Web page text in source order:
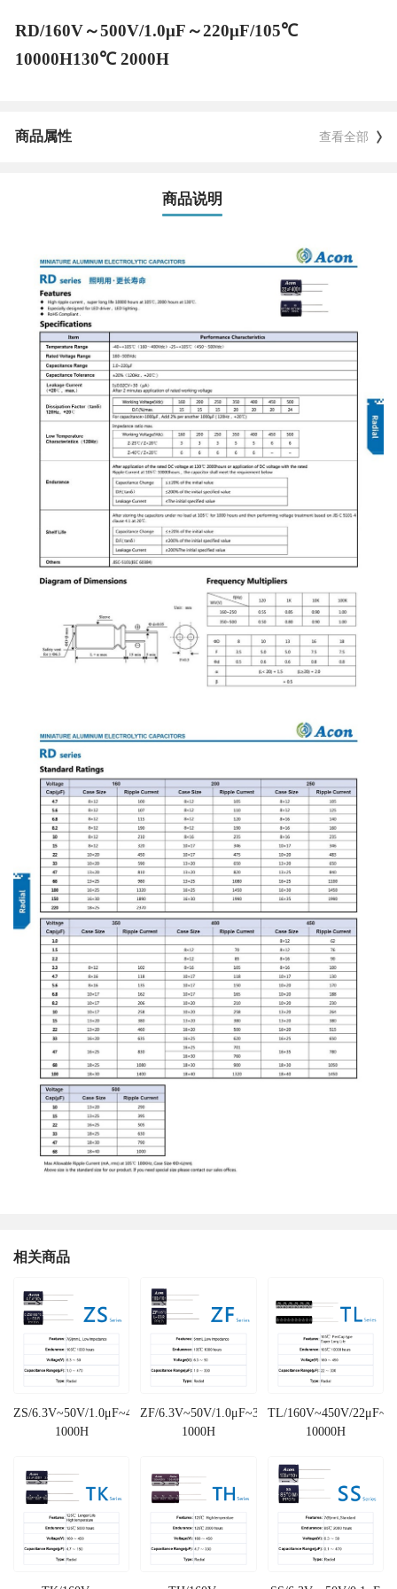
RD/160V～500V/1.0μF～220μF/105℃
10000H130℃ 2000H
商品属性 查看全部
商品说明
相关商品
ZS/6.3V~50V/1.0μF~470μF/105℃
1000H
ZF/6.3V~50V/1.0μF~330μF/105℃
1000H
TL/160V~450V/
10000H